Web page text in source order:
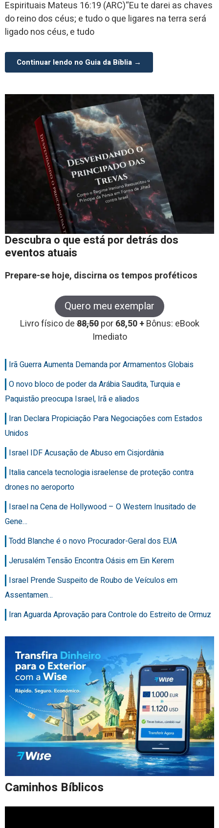
Espirituais Mateus 16:19 (ARC)“Eu te darei as chaves
do reino dos céus; e tudo o que ligares na terra será
ligado nos céus, e tudo
Continuar lendo no Guia da Bíblia →
Descubra o que está por detrás dos
eventos atuais
Prepare-se hoje, discirna os tempos proféticos
Quero meu exemplar
Livro físico de88,50 por68,50 +Bônus: eBook
Imediato
Irã Guerra Aumenta Demanda por Armamentos Globais
O novo bloco de poder da Arábia Saudita, Turquia e
Paquistão preocupa Israel, Irã e aliados
Iran Declara Propiciação Para Negociações com Estados
Unidos
Israel IDF Acusação de Abuso em Cisjordânia
Italia cancela tecnologia israelense de proteção contra
drones no aeroporto
Israel na Cena de Hollywood – O Western Inusitado de
Gene…
Todd Blanche é o novo Procurador-Geral dos EUA
Jerusalém Tensão Encontra Oásis em Ein Kerem
Israel Prende Suspeito de Roubo de Veículos em
Assentamen…
Iran Aguarda Aprovação para Controle do Estreito de Ormuz
Caminhos Bíblicos